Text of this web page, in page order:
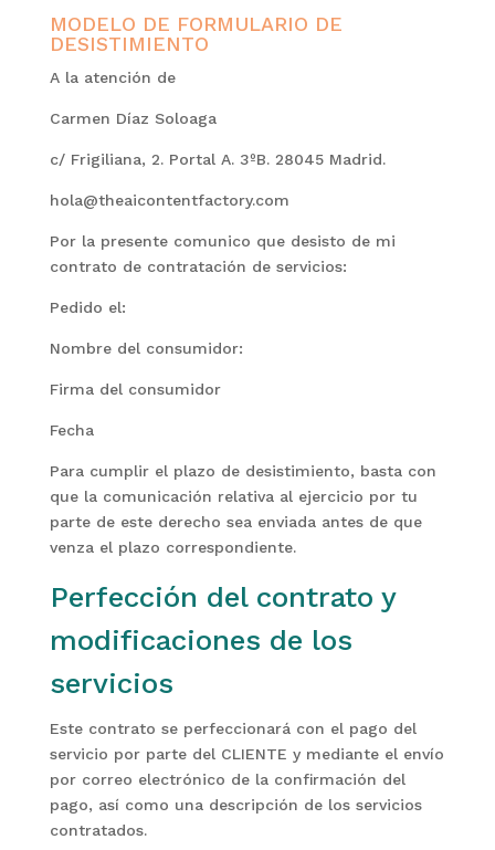
MODELO DE FORMULARIO DE
DESISTIMIENTO
A la atención de
Carmen Díaz Soloaga
c/ Frigiliana, 2. Portal A. 3ºB. 28045 Madrid.
hola@theaicontentfactory.com
Por la presente comunico que desisto de mi
contrato de contratación de servicios:
Pedido el:
Nombre del consumidor:
Firma del consumidor
Fecha
Para cumplir el plazo de desistimiento, basta con
que la comunicación relativa al ejercicio por tu
parte de este derecho sea enviada antes de que
venza el plazo correspondiente.
Perfección del contrato y
modificaciones de los
servicios
Este contrato se perfeccionará con el pago del
servicio por parte del CLIENTE y mediante el envío
por correo electrónico de la confirmación del
pago, así como una descripción de los servicios
contratados.